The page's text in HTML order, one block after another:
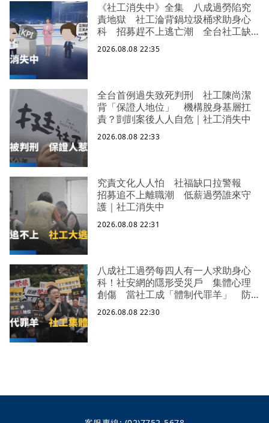
《社工消失中》全集 八成過勞陷究
責地獄 社工淪背鍋垃圾桶求助身心
科 招募趕不上逃亡潮 全台社工缺
口警報 揭薪資回捐黑幕 血汗錢遭
剝削
2026.08.08 22:35
全台首例過失致死判刑 社工陳尚潔
背「保證人地位」 機構脫身基層扛
責？剴剴案後人人自危｜社工消失中
2026.08.08 22:33
究責文化人人怕 社福缺口拉警報
招募追不上離職潮 低薪過勞誰來守
護｜社工消失中
2026.08.08 22:31
八成社工過勞每四人有一人求助身心
科！社安網的隱形受災戶 集體心理
創傷 當社工成「體制代罪羊」 防
禦性社工不敢多做無奈趨勢？耗竭殆
盡下的社安網危機｜社工消失中
2026.08.08 22:30